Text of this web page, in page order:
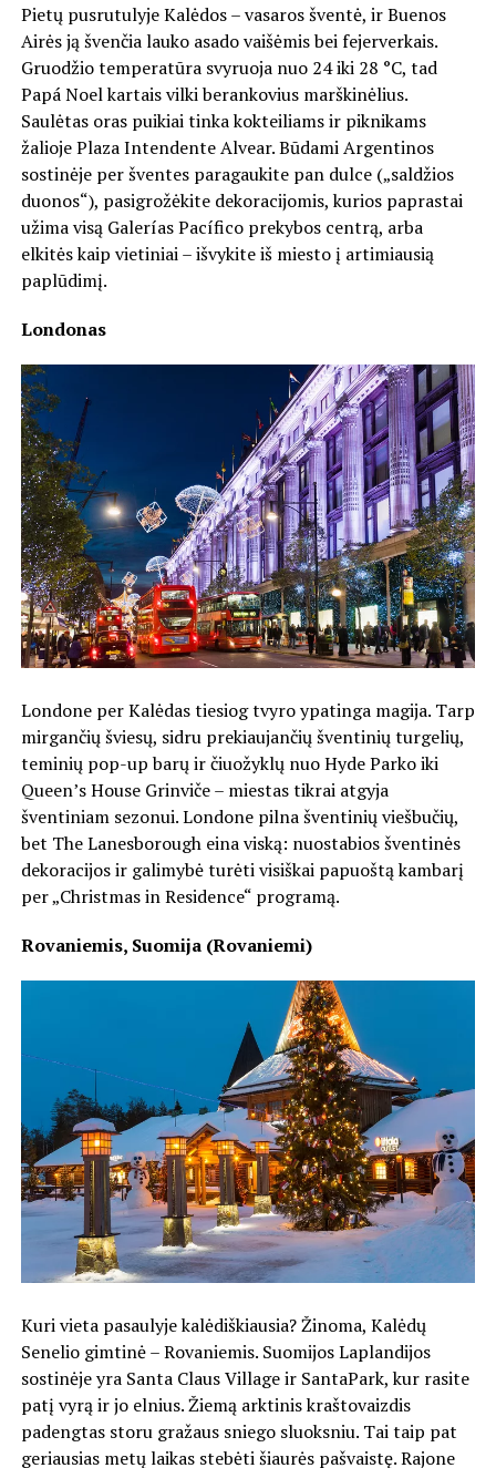
Pietų pusrutulyje Kalėdos – vasaros šventė, ir Buenos
Airės ją švenčia lauko asado vaišėmis bei fejerverkais.
Gruodžio temperatūra svyruoja nuo 24 iki 28 °C, tad
Papá Noel kartais vilki berankovius marškinėlius.
Saulėtas oras puikiai tinka kokteiliams ir piknikams
žalioje Plaza Intendente Alvear. Būdami Argentinos
sostinėje per šventes paragaukite pan dulce („saldžios
duonos“), pasigrožėkite dekoracijomis, kurios paprastai
užima visą Galerías Pacífico prekybos centrą, arba
elkitės kaip vietiniai – išvykite iš miesto į artimiausią
paplūdimį.
Londonas
Londone per Kalėdas tiesiog tvyro ypatinga magija. Tarp
mirgančių šviesų, sidru prekiaujančių šventinių turgelių,
teminių pop-up barų ir čiuožyklų nuo Hyde Parko iki
Queen’s House Grinviče – miestas tikrai atgyja
šventiniam sezonui. Londone pilna šventinių viešbučių,
bet The Lanesborough eina viską: nuostabios šventinės
dekoracijos ir galimybė turėti visiškai papuoštą kambarį
per „Christmas in Residence“ programą.
Rovaniemis, Suomija (Rovaniemi)
Kuri vieta pasaulyje kalėdiškiausia? Žinoma, Kalėdų
Senelio gimtinė – Rovaniemis. Suomijos Laplandijos
sostinėje yra Santa Claus Village ir SantaPark, kur rasite
patį vyrą ir jo elnius. Žiemą arktinis kraštovaizdis
padengtas storu gražaus sniego sluoksniu. Tai taip pat
geriausias metų laikas stebėti šiaurės pašvaistę. Rajone